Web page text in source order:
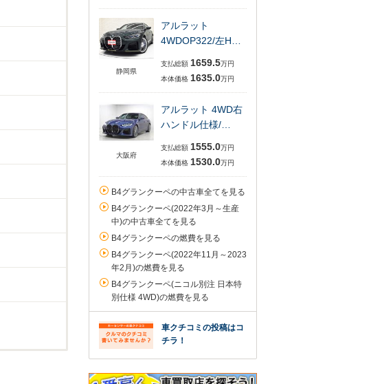
静岡県
アルラット
4WDOP322/左H…
支払総額 1659.5万円
本体価格 1635.0万円
大阪府
アルラット 4WD右
ハンドル仕様/…
支払総額 1555.0万円
本体価格 1530.0万円
B4グランクーペの中古車全てを見る
B4グランクーペ(2022年3月～生産
中)の中古車全てを見る
B4グランクーペの燃費を見る
B4グランクーペ(2022年11月～2023
年2月)の燃費を見る
B4グランクーペ(ニコル別注 日本特
別仕様 4WD)の燃費を見る
車クチコミの投稿はコ
チラ！